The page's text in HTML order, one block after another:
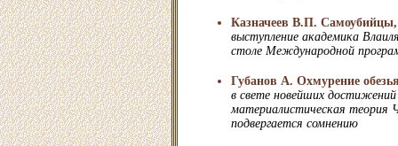
Казначеев В.П. Cамоубийцы,
выступление академика
столе Международной
Губанов А. Охмурение
в свете новейших достижений
материалистическая теория
подвергается сомнению